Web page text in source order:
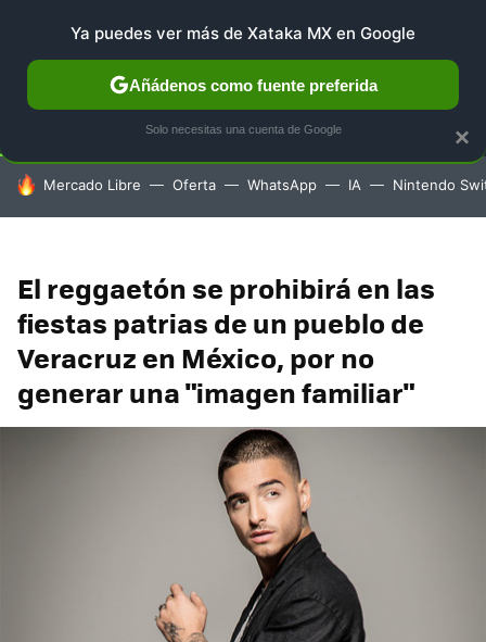
SELECCIÓN GAMING HOME AUTO TERRITORIO
HOY SE HABLA DE
Mercado Libre Oferta WhatsApp IA Nintendo
El reggaetón se prohibirá en las
fiestas patrias de un pueblo de
Veracruz en México, por no
generar una "imagen familiar"
×
Ya puedes ver más de Xataka MX en Google
Añádenos como fuente preferida
Solo necesitas una cuenta de Google